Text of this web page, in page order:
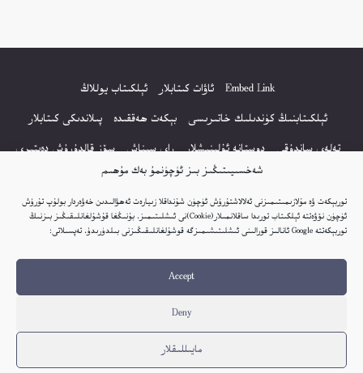
شەخسىيىتىڭىز بىز ئۈچۈنمۇ بەك مۇھىم
توربېكەت ۋە مۇلازىمىتىمىزنى ئەلالاشتۇرۇش ئۈچۈن شۇنداقلا زىيارەت ئەھۋالىدىن خەۋەردار بولۇپ تۇرۇش
ئۈچۈن نۆۋەتتە ئېلكىتاب تورىدا ساقلانمىلار(Cookie)نى ئىشلىتىمىز. بۇنىڭغا قۇشۇلغانلىقىڭىز بىزنىڭ
توربېكەتتە Google ئانالىز قورالىنى ئىشلىتىشىمىزگە قوشۇلغانلىقىڭىزنى بىلدۈرىدۇ. تەپسىلاتى:
Accept
Deny
مايىللىقلار
Embed Link ئاۋات كىتابلار
ئېلكىتاب يوللاڭ
ئېلكىتابنىڭ كۈندىلىك خاتىرىسى
بېكەت ھەققىدە
پىلاندىكى كىتابلار
تەلەي ساندۇقى
دوستانە ئۇلىنىشلار راي سىناش
سۆز قالدۇرۇش دەپتىرى
كۆپ سورالغان سۇئاللار
كىتاب تىزىملىكى
مەخپىيەتلىك باياناتى
نەشىر ھوقۇقى باياناتى
© 2017-2026 تور بېكەتنىڭ بارلىق ھوقۇقى ئېلكىتاب تورى غا مەنسۇپ.
تور بېكەت ھەققىدە تەكلىپ - پىكىر بولسا، تۆۋەندىكى ئېلخەت ئارقىلىق بېكەت